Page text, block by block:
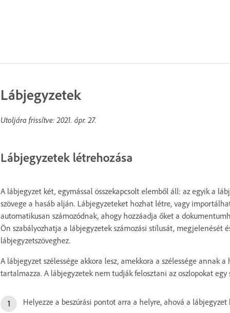
Lábjegyzetek
Utoljára frissítve:2021. ápr. 27.
Lábjegyzetek létrehozása
A lábjegyzet két, egymással összekapcsolt elemből áll: az egyik a
szövege a hasáb alján. Lábjegyzeteket hozhat létre, vagy
automatikusan számozódnak, ahogy hozzáadja őket a
Ön szabályozhatja a lábjegyzetek számozási stílusát, megjelenését
lábjegyzetszöveghez.
A lábjegyzet szélessége akkora lesz, amekkora a szélessége annak
tartalmazza. A lábjegyzetek nem tudják felosztani az oszlopokat egy
Helyezze a beszúrási pontot arra a helyre, ahová a